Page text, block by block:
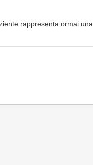
rappresenta ormai una